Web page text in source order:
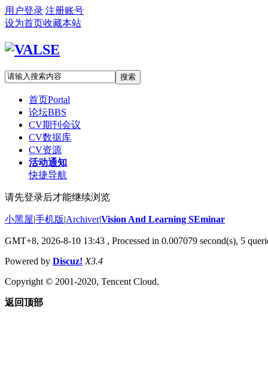
用户登录 注册账号
设为首页收藏本站
搜索
首页Portal
论坛BBS
CV期刊会议
CV数据库
CV资源
活动通知
快捷导航
请先登录后才能继续浏览
小黑屋|手机版|Archiver|Vision And Learning SEminar
GMT+8, 2026-8-10 13:43 , Processed in 0.007079 second(s), 5
Powered by Discuz! X3.4
Copyright © 2001-2020, Tencent Cloud.
返回顶部